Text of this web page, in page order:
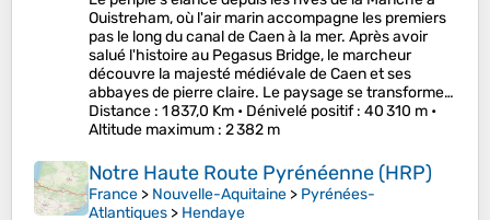
Ouistreham, où l'air marin accompagne les premiers
pas le long du canal de Caen à la mer. Après avoir
salué l'histoire au Pegasus Bridge, le marcheur
découvre la majesté médiévale de Caen et ses
abbayes de pierre claire. Le paysage se transforme…
Distance : 1 837,0 Km • Dénivelé positif: 40 310 m •
Altitude maximum : 2 382 m
Notre Haute Route Pyrénéenne (HRP)
France > Nouvelle-Aquitaine > Pyrénées-
Atlantiques > Hendaye